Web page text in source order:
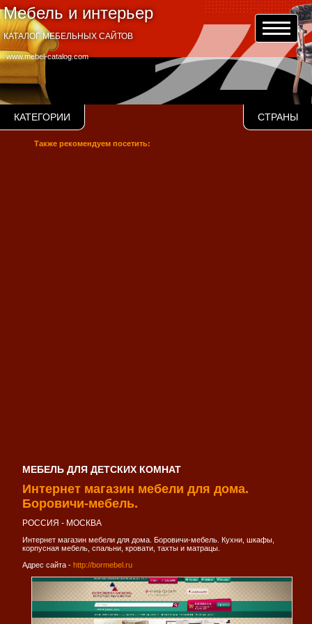
Мебель и интерьер
www.mebel-catalog.com
КАТАЛОГ МЕБЕЛЬНЫХ САЙТОВ
КАТЕГОРИИ СТРАНЫ
Также рекомендуем посетить:
МЕБЕЛЬ ДЛЯ ДЕТСКИХ КОМНАТ
Интернет магазин мебели для дома.
Боровичи-мебель.
РОССИЯ - МОСКВА
Интернет магазин мебели для дома. Боровичи-мебель. Кухни, шкафы,
корпусная мебель, спальни, кровати, тахты и матрацы.
Адрес сайта - http://bormebel.ru